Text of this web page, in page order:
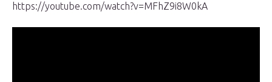
https://youtube.com/watch?v=MFhZ9i8W0kA